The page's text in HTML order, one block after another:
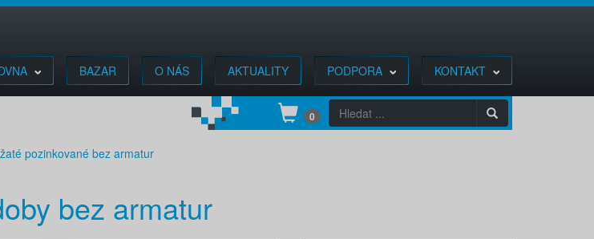
BAZAR O NÁS AKTUALITY PODPORA KONTAKT
0
pozinkované bez armatur
bez armatur